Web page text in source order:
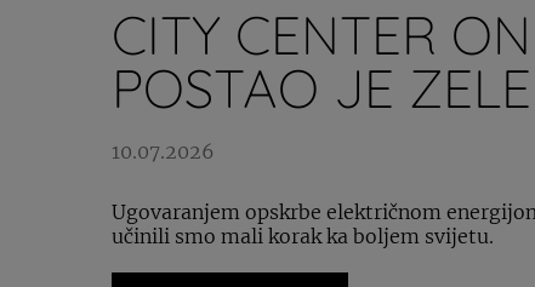
CITY CENTER
POSTAO JE
10.07.2026
Ugovaranjem opskrbe električnom
učinili smo mali korak ka boljem svijetu.